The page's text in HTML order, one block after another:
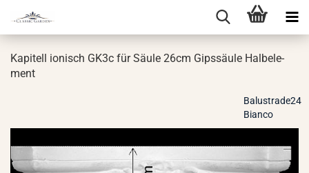
Ka­pi­tell io­ni­sch GK3c für Säule 26cm Gips­säu­le Halb­ele­
ment
Balustrade24
Bianco